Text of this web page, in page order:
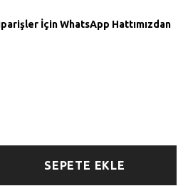
İçin WhatsApp Hattımızdan
SEPETE EKLE